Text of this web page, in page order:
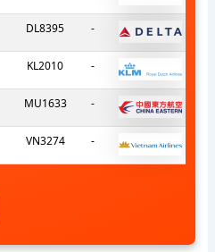
DL8395 -
KL2010 -
MU1633 -
VN3274 -